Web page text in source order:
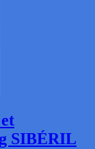
SIBÉRIL